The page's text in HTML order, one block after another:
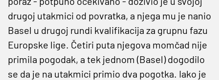
drugoj utakmici od povratka, a njega mu je nanio
Basel u drugoj rundi kvalifikacija za grupnu fazu
Europske lige. Četiri puta njegova momčad nije
primila pogodak, a tek jednom (Basel) dogodilo
se da je na utakmici primio dva pogotka. Iako je